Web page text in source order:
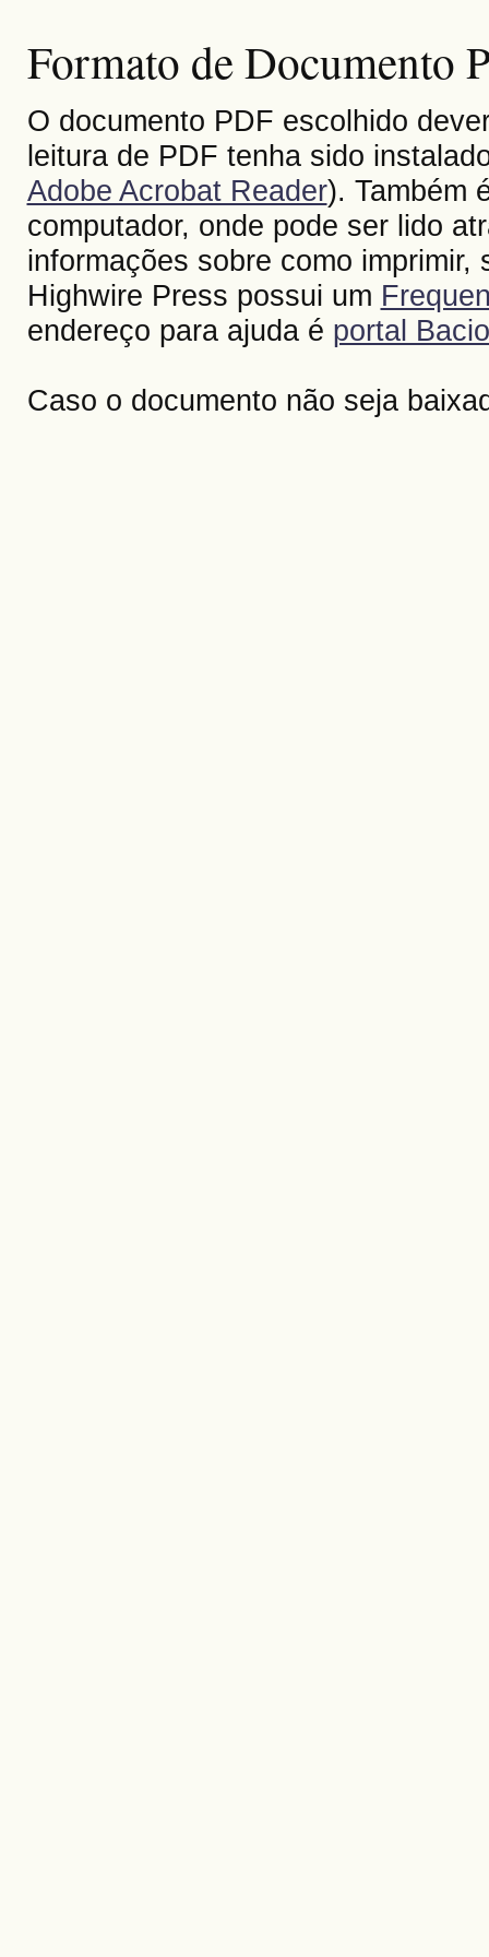
Formato de Documento
O documento PDF escolhido
leitura de PDF tenha sido
Adobe Acrobat Reader). Também
computador, onde pode ser lido
informações sobre como
Highwire Press possui um
endereço para ajuda é portal
Caso o documento não seja